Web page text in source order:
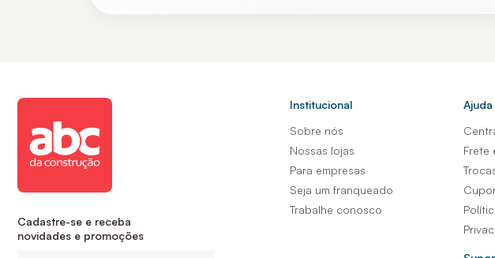
Cadastre-se e receba
novidades e promoções
Institucional
Sobre nós
Nossas lojas
Para empresas
Seja um franqueado
Trabalhe conosco
Frete